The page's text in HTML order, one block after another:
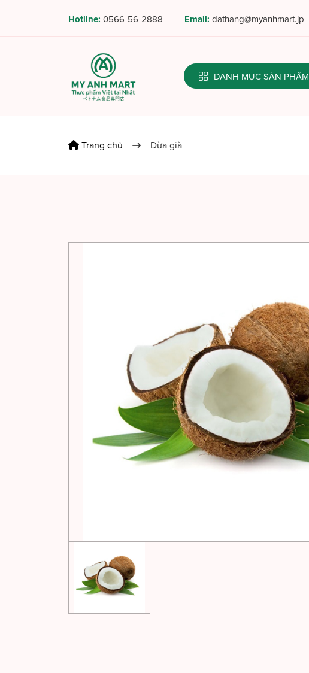
Hotline: 0566-56-2888 Email: dathang@myanhmart.jp
DANH MỤC SẢN PHẨM
Trang chủ Dừa già